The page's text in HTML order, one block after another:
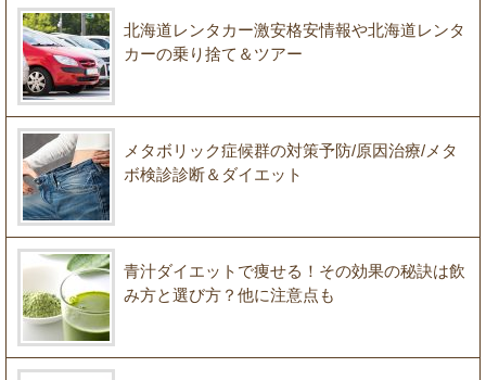
北海道レンタカー激安格安情報や北海道レンタ
カーの乗り捨て＆ツアー
メタボリック症候群の対策予防/原因治療/メタ
ボ検診診断＆ダイエット
青汁ダイエットで痩せる！その効果の秘訣は飲
み方と選び方？他に注意点も